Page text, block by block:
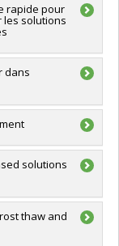
en sciences
de
rapide pour
solutions
l'innovation
dans
du Québec -
pour
de
solutions
thaw and